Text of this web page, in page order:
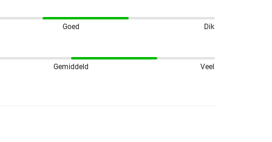
Goed Dik
Gemiddeld Veel